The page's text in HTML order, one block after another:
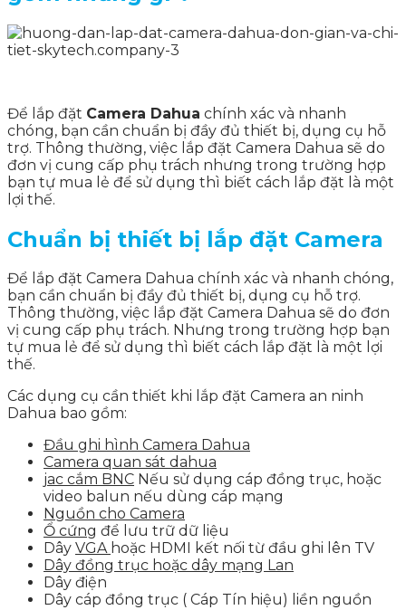
Để lắp đặt Camera Dahua chính xác và nhanh
chóng, bạn cần chuẩn bị đầy đủ thiết bị, dụng cụ hỗ
trợ. Thông thường, việc lắp đặt Camera Dahua sẽ do
đơn vị cung cấp phụ trách nhưng trong trường hợp
bạn tự mua lẻ để sử dụng thì biết cách lắp đặt là một
lợi thế.
Chuẩn bị thiết bị lắp đặt Camera
Để lắp đặt Camera Dahua chính xác và nhanh chóng,
bạn cần chuẩn bị đầy đủ thiết bị, dụng cụ hỗ trợ.
Thông thường, việc lắp đặt Camera Dahua sẽ do đơn
vị cung cấp phụ trách. Nhưng trong trường hợp bạn
tự mua lẻ để sử dụng thì biết cách lắp đặt là một lợi
thế.
Các dụng cụ cần thiết khi lắp đặt Camera an ninh
Dahua bao gồm:
Đầu ghi hình Camera Dahua
Camera quan sát dahua
jac cắm BNC Nếu sử dụng cáp đồng trục, hoặc
video balun nếu dùng cáp mạng
Nguồn cho Camera
Ổ cứng để lưu trữ dữ liệu
Dây VGA hoặc HDMI kết nối từ đầu ghi lên TV
Dây đồng trục hoặc dây mạng Lan
Dây điện
Dây cáp đồng trục ( Cáp Tín hiệu) liền nguồn